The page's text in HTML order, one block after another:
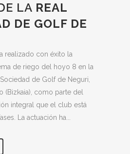
LA REAL
DE GOLF DE
realizado con éxito la
de riego del hoyo 8 en la
de Golf de Neguri,
(Bizkaia), como parte del
integral que el club está
La actuación ha...